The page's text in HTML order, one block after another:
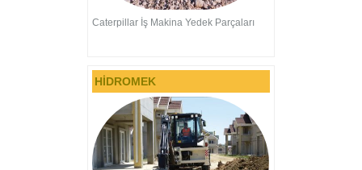
Caterpillar İş Makina Yedek Parçaları
HİDROMEK